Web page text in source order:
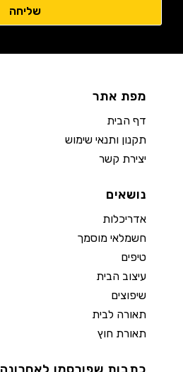
מפת אתר
דף הבית
תקנון ותנאי שימוש
יצירת קשר
נושאים
אדריכלות
חשמלאי מוסמך
טיפים
עיצוב הבית
שיפוצים
תאורה לבית
תאורת חוץ
כתבות שפורסמו לאחרונה